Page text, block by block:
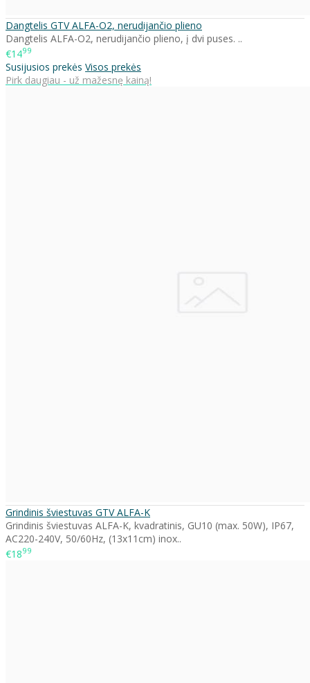
Dangtelis GTV ALFA-O2, nerudijančio plieno
Dangtelis ALFA-O2, nerudijančio plieno, į dvi puses. ..
€1499
Susijusios prekės Visos prekės
Pirk daugiau - už mažesnę kainą!
Grindinis šviestuvas GTV ALFA-K
Grindinis šviestuvas ALFA-K, kvadratinis, GU10 (max. 50W), IP67,
AC220-240V, 50/60Hz, (13x11cm) inox..
€1899